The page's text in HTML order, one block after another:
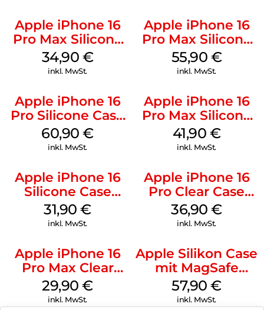
Apple iPhone 16
Pro Max Silicone
Case MagSafe
Denim
34,90 €
inkl. MwSt.
Apple iPhone 16
Pro Max Silicone
Case MagSafe
Stone Gray
55,90 €
inkl. MwSt.
Apple iPhone 16
Pro Silicone Case
MagSafe Stone
Gray
60,90€
inkl. MwSt.
Apple iPhone 16
Pro Max Silicone
Case MagSafe
Ultramarine
41,90 €
inkl. MwSt.
Apple iPhone 16
Silicone Case
MagSafe Fuchsia
31,90€
inkl. MwSt.
Apple iPhone 16
Pro Clear Case
MagSafe
Transparent
36,90€
inkl. MwSt.
Apple iPhone 16
Pro Max Clear
Case MagSafe
Transparent
29,90€
inkl. MwSt.
Apple Silikon Case
mit MagSafe
iPhone 14 Pro
(PRODUCT)RED
57,90€
inkl. MwSt.